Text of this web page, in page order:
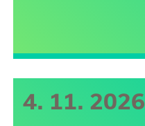
4. 11. 2026